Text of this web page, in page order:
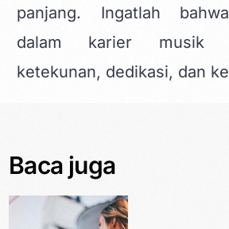
panjang. Ingatlah
dalam karier musik
ketekunan, dedikasi, dan
Baca juga